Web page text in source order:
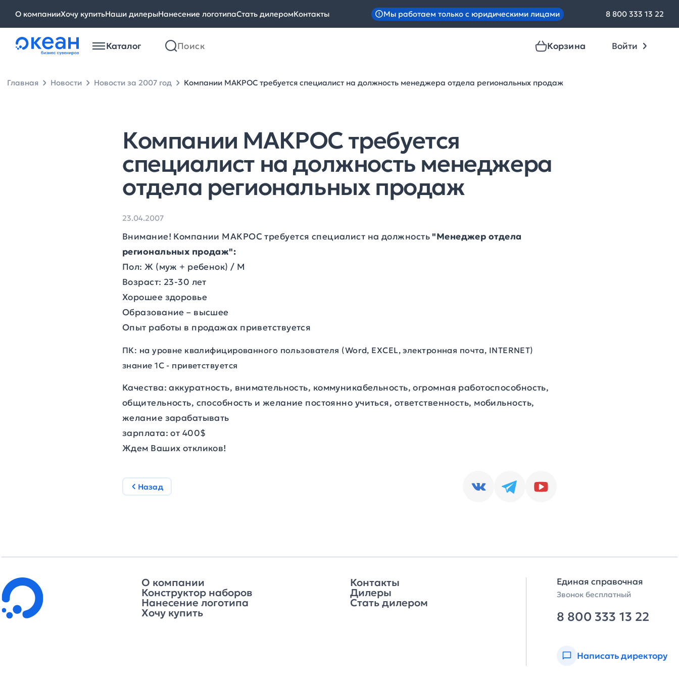
О компанииХочу купитьНаши дилерыНанесение логотипаСтать дилеромКонтакты Мы работаем только с юридическими лицами 8 800 333 13 22
Каталог Корзина Войти
Главная Новости Новости за 2007 год Компании МАКРОС требуется специалист на должность менеджера отдела региональных продаж
Компании МАКРОС требуется
специалист на должность менеджера
отдела региональных продаж
23.04.2007
Внимание! Компании МАКРОС требуется специалист на должность"Менеджер отдела
региональных продаж":
Пол: Ж (муж + ребенок) / М
Возраст: 23-30 лет
Хорошее здоровье
Образование – высшее
Опыт работы в продажах приветствуется
ПК: на уровне квалифицированного пользователя (Word, EXCEL, электронная почта, INTERNET)
знание 1С - приветствуется
Качества: аккуратность, внимательность, коммуникабельность, огромная работоспособность,
общительность, способность и желание постоянно учиться, ответственность, мобильность,
желание зарабатывать
зарплата:от 400$
Ждем Ваших откликов!
Назад
О компании
Конструктор наборов
Нанесение логотипа
Хочу купить
Контакты
Дилеры
Стать дилером
Единая справочная
Звонок бесплатный
8 800 333 13 22
Написать директору